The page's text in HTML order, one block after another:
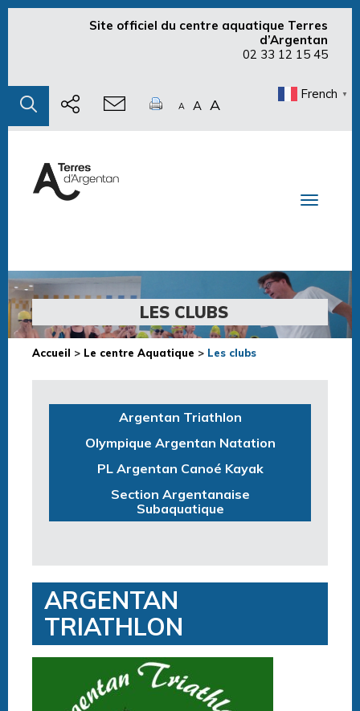
Site officiel du centre aquatique Terres
d’Argentan
02 33 12 15 45
A A A
French ▼
Toggle
LES CLUBS
Accueil > Le centre Aquatique > Les clubs
Argentan Triathlon
Olympique Argentan Natation
PL Argentan Canoé Kayak
Section Argentanaise
Subaquatique
ARGENTAN
TRIATHLON